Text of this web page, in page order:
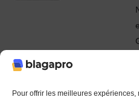
Pour offrir les meilleures
© 2022 - 2024 Blagapro.